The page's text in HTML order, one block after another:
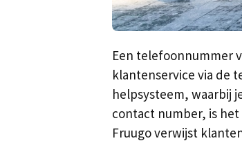
Een telefoonnummer
klantenservice via de
helpsysteem, waarbij
contact number, is
Fruugo verwijst